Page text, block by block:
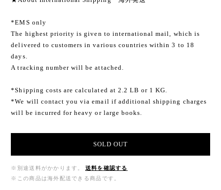
*EMS only
The highest priority is given to international mail, which is
delivered to customers in various countries within 3 to 18
days.
A tracking number will be attached.
*Shipping costs are calculated at 2.2 LB or 1 KG.
*We will contact you via email if additional shipping charges
will be incurred for heavy or large books.
SOLD OUT
※別途送料がかかります。
送料を確認する
※この商品は海外配送できる商品です。